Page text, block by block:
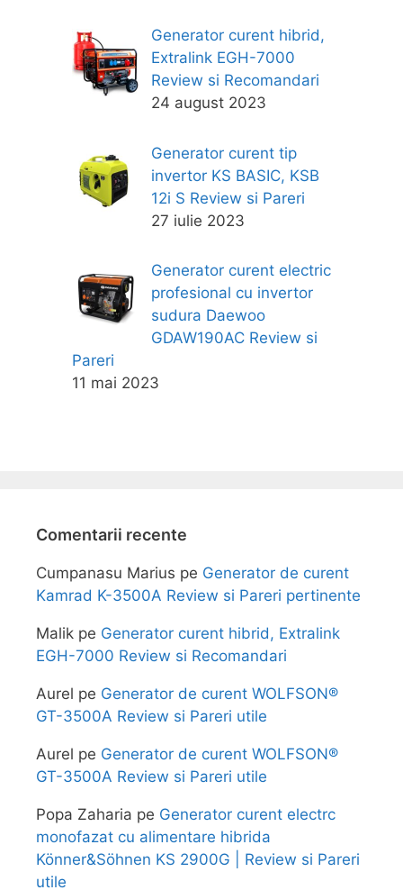
Generator curent hibrid,
Extralink EGH-7000
Review si Recomandari
24 august 2023
Generator curent tip
invertor KS BASIC, KSB
12i S Review si Pareri
27 iulie 2023
Generator curent electric
profesional cu invertor
sudura Daewoo
GDAW190AC Review si
Pareri
11 mai 2023
Comentarii recente
Cumpanasu Marius pe Generator de curent
Kamrad K-3500A Review si Pareri pertinente
Malik pe Generator curent hibrid, Extralink
EGH-7000 Review si Recomandari
Aurel pe Generator de curent WOLFSON®
GT-3500A Review si Pareri utile
Aurel pe Generator de curent WOLFSON®
GT-3500A Review si Pareri utile
Popa Zaharia pe Generator curent electrc
monofazat cu alimentare hibrida
Könner&Söhnen KS 2900G | Review si Pareri
utile